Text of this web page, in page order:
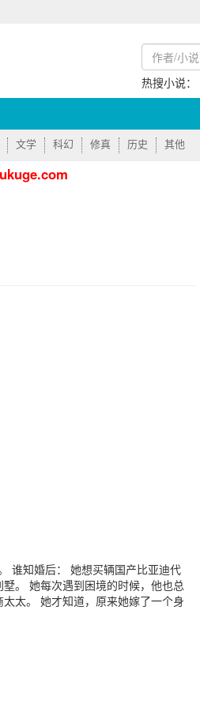
热搜小说：
文学 科幻 修真 历史 其他
谁知婚后： 她想买辆国产比亚迪代
。 她每次遇到困境的时候，他也总
太。 她才知道，原来她嫁了一个身